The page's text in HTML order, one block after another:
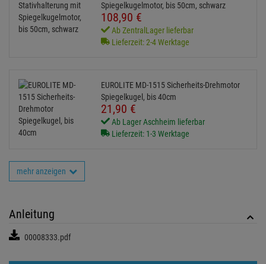
Spiegelkugelmotor, bis 50cm, schwarz
108,90 €
Ab ZentralLager lieferbar
Lieferzeit: 2-4 Werktage
EUROLITE MD-1515 Sicherheits-Drehmotor
Spiegelkugel, bis 40cm
21,90 €
Ab Lager Aschheim lieferbar
Lieferzeit: 1-3 Werktage
mehr anzeigen
Anleitung
00008333.pdf